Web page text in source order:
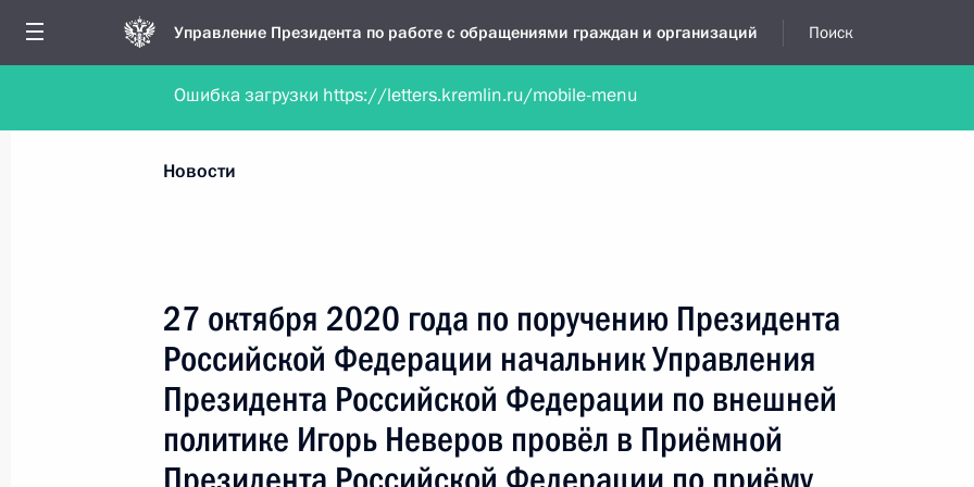
Управление Президента по работе с обращениями граждан и организаций Поиск
Обратиться в форме электронного документа Обратиться в устной форме
Все новости
Все руководители, регионы, города и темы
Новости
27 октября 2020 года по поручению Президента
Российской Федерации начальник Управления
Президента Российской Федерации по внешней
политике Игорь Неверов провёл в Приёмной
Ошибка загрузки https://letters.kremlin.ru/mobile-menu